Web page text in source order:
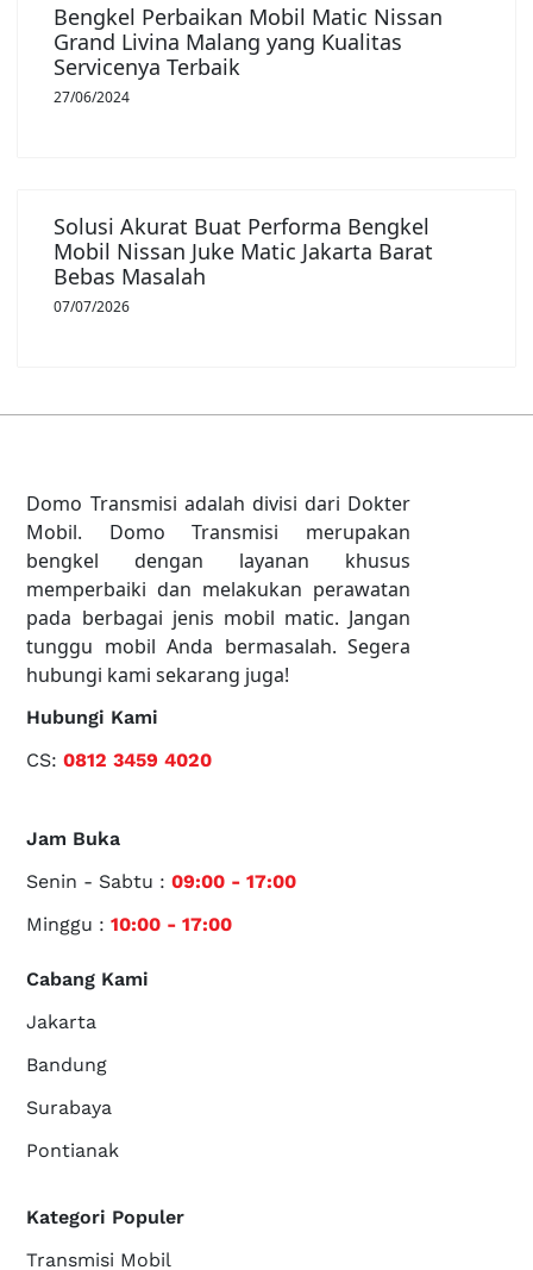
Bengkel Perbaikan Mobil Matic Nissan
Grand Livina Malang yang Kualitas
Servicenya Terbaik
27/06/2024
Solusi Akurat Buat Performa Bengkel
Mobil Nissan Juke Matic Jakarta Barat
Bebas Masalah
07/07/2026
Domo Transmisi adalah divisi dari Dokter
Mobil. Domo Transmisi merupakan
bengkel dengan layanan khusus
memperbaiki dan melakukan perawatan
pada berbagai jenis mobil matic. Jangan
tunggu mobil Anda bermasalah. Segera
hubungi kami sekarang juga!
Hubungi Kami
CS:0812 3459 4020
Jam Buka
Senin - Sabtu :09:00 - 17:00
Minggu :10:00 - 17:00
Cabang Kami
Jakarta
Bandung
Surabaya
Pontianak
Kategori Populer
Transmisi Mobil